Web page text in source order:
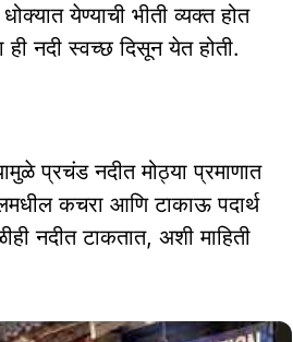
येण्याची भीती व्यक्त होत
नदी स्वच्छ दिसून येत होती.
प्रचंड नदीत मोठ्या प्रमाणात
कचरा आणि टाकाऊ पदार्थ
नदीत टाकतात, अशी माहिती